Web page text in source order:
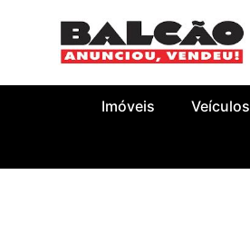
Imóveis Veículos